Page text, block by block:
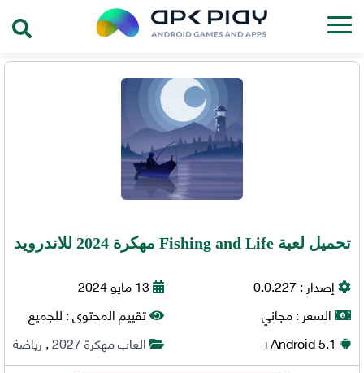
تحميل لعبة Fishing and Life مهكرة 2024 للاندرويد
إصدار :0.0.227
السعر :مجاني
Android5.1+
13 مايو 2024
تقييم المحتوى :للجميع
العاب مهكرة 2027
,رياضة